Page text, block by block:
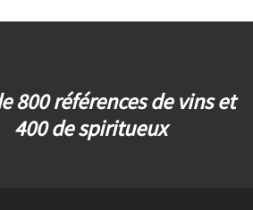
800 références de vins et
400 de spiritueux